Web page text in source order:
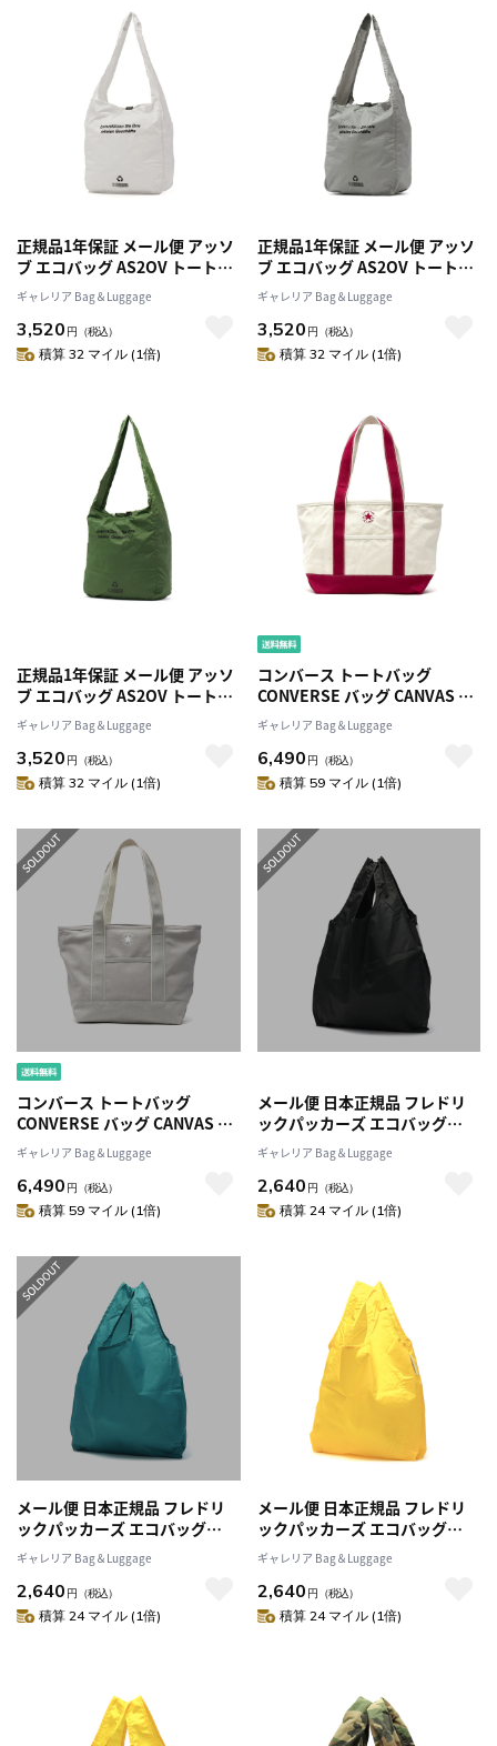
正規品1年保証 メール便 アッソ
ブ エコバッグ AS2OV トートバ
ッグ 折りたたみ コンパクト
40D NYLON RIP ECO BAG Sサ
イズ 小さめ ナイロン 軽量 丈夫
ショッピングバッグ メンズ レ
ギャレリア Bag＆Luggage
3,520 円 （税込）
積算 32 マイル (1倍)
正規品1年保証 メール便 アッソ
ブ エコバッグ AS2OV トートバ
ッグ 折りたたみ コンパクト
40D NYLON RIP ECO BAG Sサ
イズ 小さめ ナイロン 軽量 丈夫
ショッピングバッグ メンズ レ
ギャレリア Bag＆Luggage
3,520 円 （税込）
積算 32 マイル (1倍)
正規品1年保証 メール便 アッソ
ブ エコバッグ AS2OV トートバ
ッグ 折りたたみ コンパクト
40D NYLON RIP ECO BAG Sサ
イズ 小さめ ナイロン 軽量 丈夫
ショッピングバッグ メンズ レ
ギャレリア Bag＆Luggage
3,520 円 （税込）
積算 32 マイル (1倍)
コンバース トートバッグ
CONVERSE バッグ CANVAS M
TOTE BAG トート レディース
A4 キャンバスカジュアル
17919300
ギャレリア Bag＆Luggage
6,490 円 （税込）
積算 59 マイル (1倍)
コンバース トートバッグ
CONVERSE バッグ CANVAS M
TOTE BAG トート レディース
A4 キャンバスカジュアル
17919300
ギャレリア Bag＆Luggage
6,490 円 （税込）
積算 59 マイル (1倍)
メール便 日本正規品 フレドリ
ックパッカーズ エコバッグ
FREDRIK PACKERS
REUSABLE BAG GROCERY ト
ートバッグ 折りたたみ コンパ
クト パッカブル 買い物 18L 軽
ギャレリア Bag＆Luggage
2,640 円 （税込）
積算 24 マイル (1倍)
メール便 日本正規品 フレドリ
ックパッカーズ エコバッグ
FREDRIK PACKERS
REUSABLE BAG GROCERY ト
ートバッグ 折りたたみ コンパ
クト パッカブル 買い物 18L 軽
ギャレリア Bag＆Luggage
2,640 円 （税込）
積算 24 マイル (1倍)
メール便 日本正規品 フレドリ
ックパッカーズ エコバッグ
FREDRIK PACKERS
REUSABLE BAG GROCERY ト
ートバッグ 折りたたみ コンパ
クト パッカブル 買い物 18L 軽
ギャレリア Bag＆Luggage
2,640 円 （税込）
積算 24 マイル (1倍)